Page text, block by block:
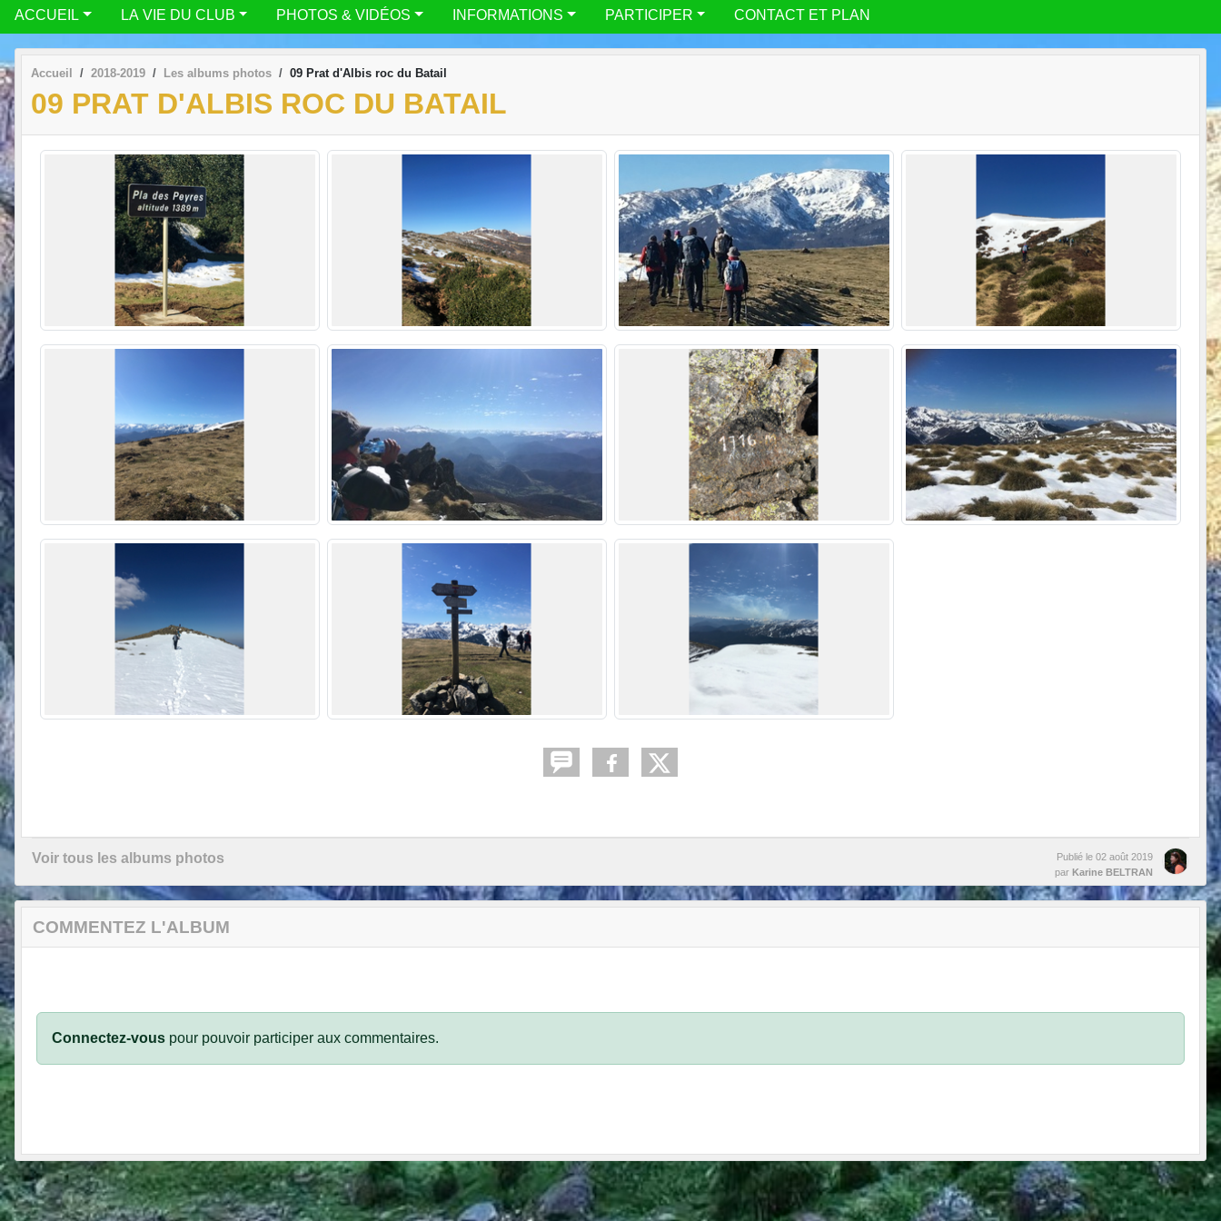
ACCUEIL LA VIE DU CLUB PHOTOS & VIDÉOS INFORMATIONS PARTICIPER CONTACT ET PLAN
Accueil 2018-2019 Les albums photos 09 Prat d'Albis roc du Batail
09 PRAT D'ALBIS ROC DU BATAIL
Voir tous les albums photos Publié le 02 août 2019
par Karine BELTRAN
COMMENTEZ L'ALBUM
Connectez-vous pour pouvoir participer aux commentaires.